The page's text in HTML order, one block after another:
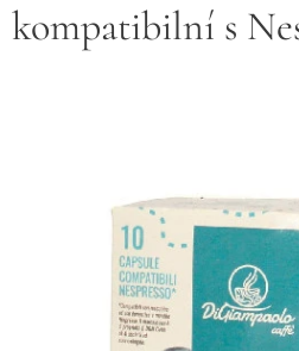
kompatibilní s